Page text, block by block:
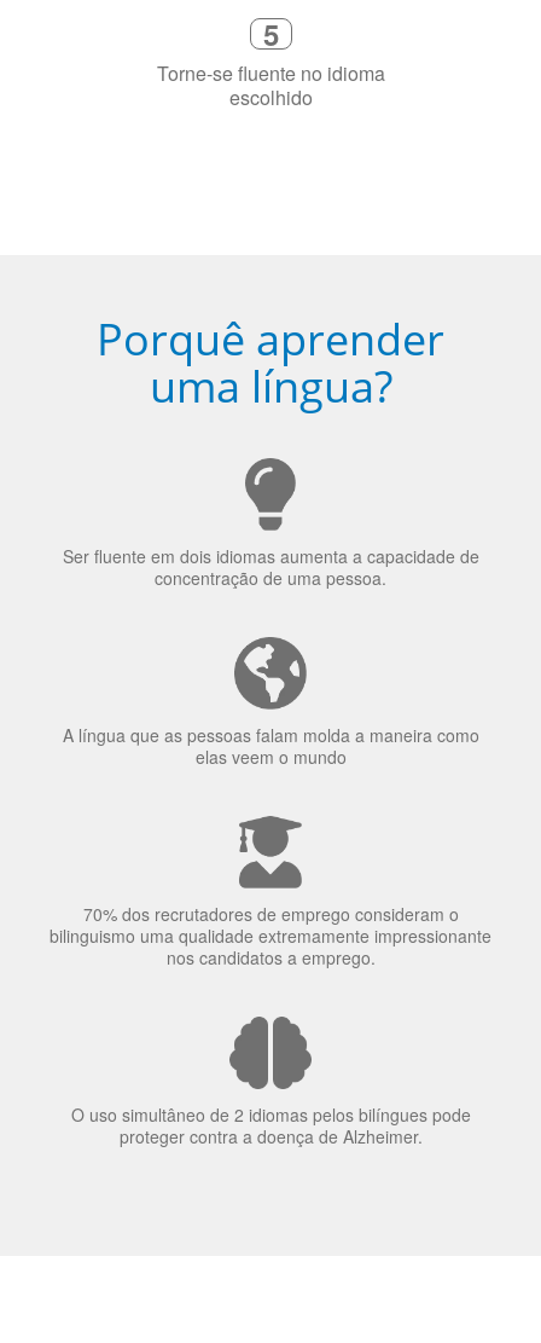
Torne-se fluente no idioma
escolhido
uma língua?
Ser fluente em dois idiomas aumenta a capacidade de
concentração de uma pessoa.
A língua que as pessoas falam molda a maneira como
elas veem o mundo
70% dos recrutadores de emprego consideram o
bilinguismo uma qualidade extremamente impressionante
O uso simultâneo de 2 idiomas pelos bilíngues pode
proteger contra a doença de Alzheimer.